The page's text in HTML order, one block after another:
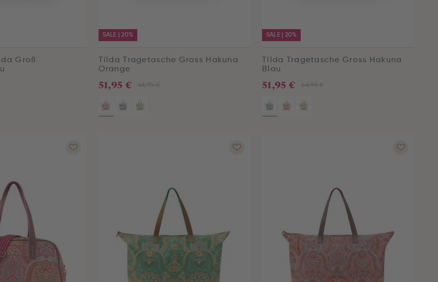
Groß
SALE | 20%
Tilda Tragetasche Gross Hakuna
Orange
64,95 €
51,95 €
SALE | 20%
Tilda Tragetasche Gross Hakuna
Blau
64,95 €
51,95 €